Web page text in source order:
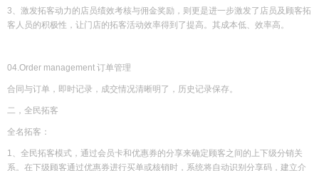
3、激发拓客动力的店员绩效考核与佣金奖励，则更是进一步激发了店员及顾客拓
客人员的积极性，让门店的拓客活动效率得到了提高。其成本低、效率高。
04.Order management 订单管理
合同与订单，即时记录，成交情况清晰明了，历史记录保存。
二，全民拓客
全名拓客：
1、全民拓客模式，通过会员卡和优惠券的分享来确定顾客之间的上下级分销关
系。在下级顾客通过优惠券进行买单或核销时，系统将自动识别分享码，建立介